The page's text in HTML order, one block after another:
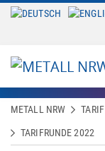
METALL NRW TARIF
TARIFRUNDE 2022